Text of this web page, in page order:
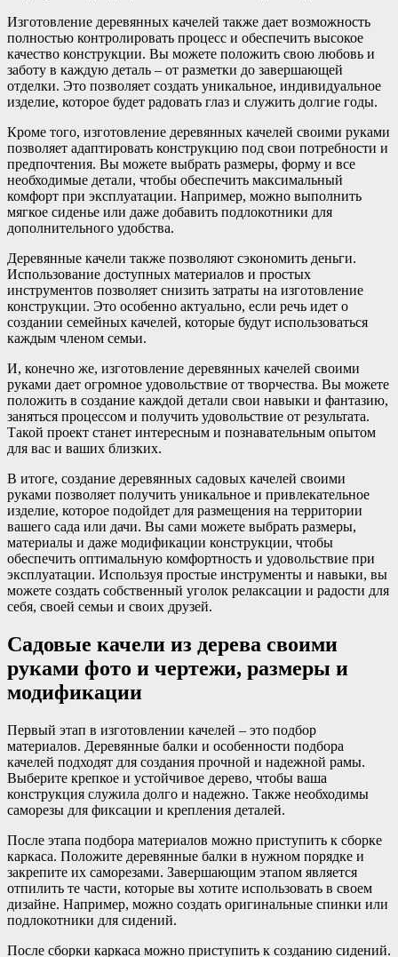
Изготовление деревянных качелей также дает возможность
полностью контролировать процесс и обеспечить высокое
качество конструкции. Вы можете положить свою любовь и
заботу в каждую деталь – от разметки до завершающей
отделки. Это позволяет создать уникальное, индивидуальное
изделие, которое будет радовать глаз и служить долгие годы.
Кроме того, изготовление деревянных качелей своими руками
позволяет адаптировать конструкцию под свои потребности и
предпочтения. Вы можете выбрать размеры, форму и все
необходимые детали, чтобы обеспечить максимальный
комфорт при эксплуатации. Например, можно выполнить
мягкое сиденье или даже добавить подлокотники для
дополнительного удобства.
Деревянные качели также позволяют сэкономить деньги.
Использование доступных материалов и простых
инструментов позволяет снизить затраты на изготовление
конструкции. Это особенно актуально, если речь идет о
создании семейных качелей, которые будут использоваться
каждым членом семьи.
И, конечно же, изготовление деревянных качелей своими
руками дает огромное удовольствие от творчества. Вы можете
положить в создание каждой детали свои навыки и фантазию,
заняться процессом и получить удовольствие от результата.
Такой проект станет интересным и познавательным опытом
для вас и ваших близких.
В итоге, создание деревянных садовых качелей своими
руками позволяет получить уникальное и привлекательное
изделие, которое подойдет для размещения на территории
вашего сада или дачи. Вы сами можете выбрать размеры,
материалы и даже модификации конструкции, чтобы
обеспечить оптимальную комфортность и удовольствие при
эксплуатации. Используя простые инструменты и навыки, вы
можете создать собственный уголок релаксации и радости для
себя, своей семьи и своих друзей.
Садовые качели из дерева своими
руками фото и чертежи, размеры и
модификации
Первый этап в изготовлении качелей – это подбор
материалов. Деревянные балки и особенности подбора
качелей подходят для создания прочной и надежной рамы.
Выберите крепкое и устойчивое дерево, чтобы ваша
конструкция служила долго и надежно. Также необходимы
саморезы для фиксации и крепления деталей.
После этапа подбора материалов можно приступить к сборке
каркаса. Положите деревянные балки в нужном порядке и
закрепите их саморезами. Завершающим этапом является
отпилить те части, которые вы хотите использовать в своем
дизайне. Например, можно создать оригинальные спинки или
подлокотники для сидений.
После сборки каркаса можно приступить к созданию сидений.